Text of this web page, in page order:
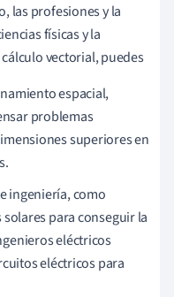
las profesiones y la
físicas y la
vectorial, puedes
espacial,
problemas
superiores en
ingeniería, como
para conseguir la
eléctricos
eléctricos para